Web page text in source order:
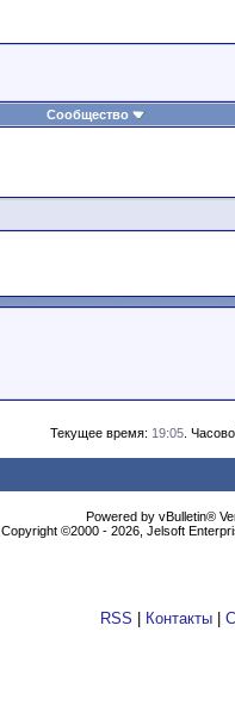
Сообщество
Текущее время: 19:05 .
Powеrеd by vВullеtin®
Copyright ©2000 - 2026, Jеlsоft
RSS
Контакты|